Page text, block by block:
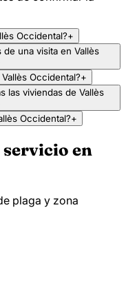
Occidental?+
una visita en Vallès
Occidental?+
las viviendas de Vallès
Occidental?+
en
plaga y zona